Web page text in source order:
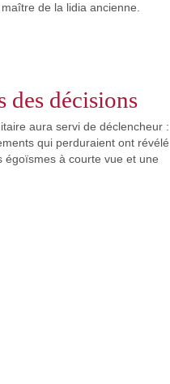
de la lidia ancienne.
des décisions
aura servi de déclencheur :
qui perduraient ont révélé
égoïsmes à courte vue et une